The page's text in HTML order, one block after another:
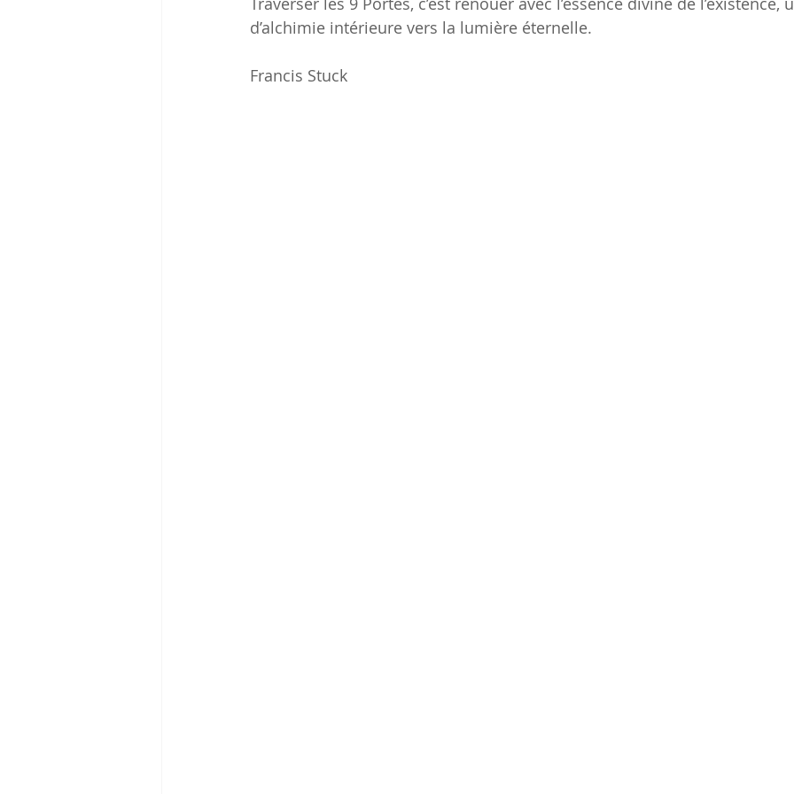
d’alchimie intérieure vers la lumière éternelle.
Francis Stuck